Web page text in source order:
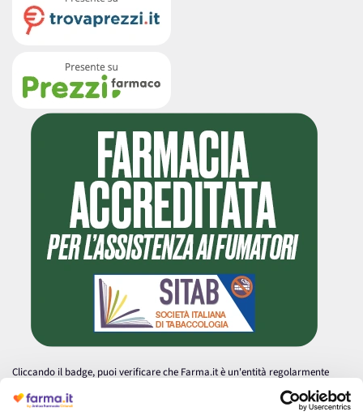
Cliccando il badge, puoi verificare che Farma.it è un'entità regolarmente
autorizzata dal Ministero della Salute a effettuare la vendita online di
medicinali.